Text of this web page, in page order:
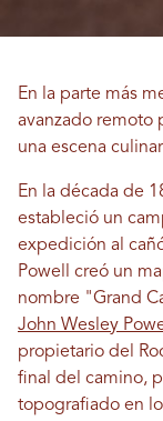
En la parte más
avanzado remoto
una escena
En la década de
estableció un
expedición al
Powell creó un
nombre "Grand
John Wesley
propietario del
final del camino,
topografiado en